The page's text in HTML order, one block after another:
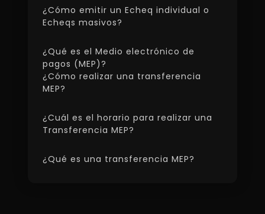
¿Cómo emitir un Echeq individual o
Echeqs masivos?
¿Qué es el Medio electrónico de
pagos (MEP)?
¿Cómo realizar una transferencia
MEP?
¿Cuál es el horario para realizar una
Transferencia MEP?
¿Qué es una transferencia MEP?